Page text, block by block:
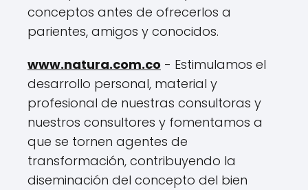
conceptos antes de ofrecerlos a
parientes, amigos y conocidos.
www.natura.com.co - Estimulamos el
desarrollo personal, material y
profesional de nuestras consultoras y
nuestros consultores y fomentamos a
que se tornen agentes de
transformación, contribuyendo la
diseminación del concepto del bien